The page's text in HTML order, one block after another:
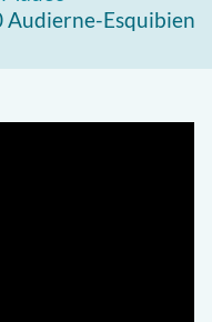
Audierne-Esquibien